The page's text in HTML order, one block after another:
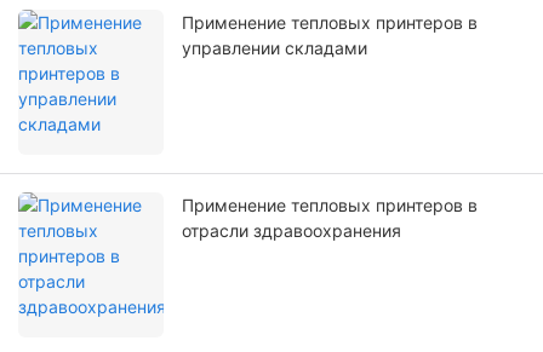
Применение тепловых принтеров в
управлении складами
Применение тепловых принтеров в
отрасли здравоохранения